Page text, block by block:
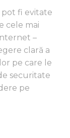
fi evitate
cele mai
–
clară a
pe care le
securitate
pe